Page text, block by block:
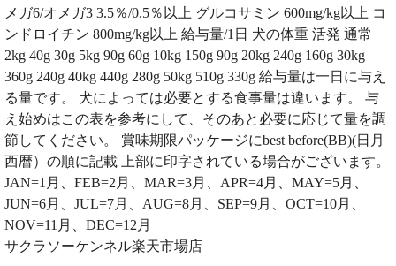
メガ6/オメガ3 3.5％/0.5％以上 グルコサミン 600mg/kg以上 コ
ンドロイチン 800mg/kg以上 給与量/1日 犬の体重 活発 通常
2kg 40g 30g 5kg 90g 60g 10kg 150g 90g 20kg 240g 160g 30kg
360g 240g 40kg 440g 280g 50kg 510g 330g 給与量は一日に与え
る量です。 犬によっては必要とする食事量は違います。 与
え始めはこの表を参考にして、そのあと必要に応じて量を調
節してください。 賞味期限パッケージにbest before(BB)(日月
西暦）の順に記載 上部に印字されている場合がございます。
JAN=1月、FEB=2月、MAR=3月、APR=4月、MAY=5月、
JUN=6月、JUL=7月、AUG=8月、SEP=9月、OCT=10月、
NOV=11月、DEC=12月
サクラソーケンネル楽天市場店